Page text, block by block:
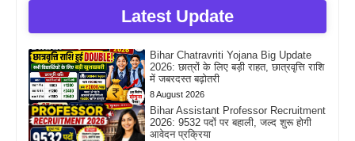
Latest Update
Bihar Chatravriti Yojana Big Update
2026: छात्रों के लिए बड़ी राहत, छात्रवृत्ति राशि
में जबरदस्त बढ़ोतरी
8 August 2026
Bihar Assistant Professor Recruitment
2026: 9532 पदों पर बहाली, जल्द शुरू होगी
आवेदन प्रक्रिया